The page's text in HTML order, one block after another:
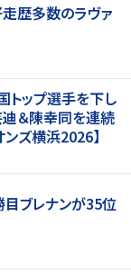
走歴多数のラヴァ
ップ選手を下し
＆陳幸同を連続
ズ横浜2026】
ブレナンが35位